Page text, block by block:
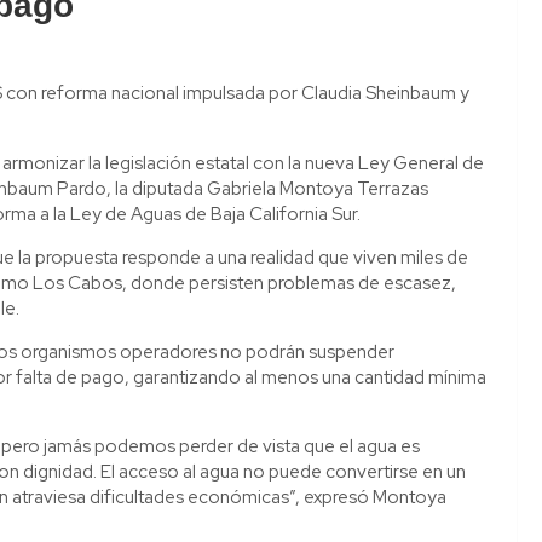
reforma nacional impulsada por Claudia Sheinbaum y
la legislación estatal con la nueva Ley General de
Pardo, la diputada Gabriela Montoya Terrazas
a la Ley de Aguas de Baja California Sur.
la propuesta responde a una realidad que viven miles de
Los Cabos, donde persisten problemas de escasez,
organismos operadores no podrán suspender
de pago, garantizando al menos una cantidad mínima
jamás podemos perder de vista que el agua es
dignidad. El acceso al agua no puede convertirse en un
atraviesa dificultades económicas”, expresó Montoya